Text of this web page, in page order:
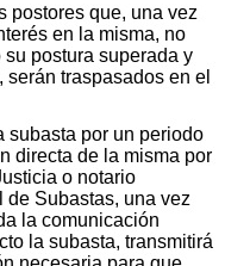
postores que, una vez
en la misma, no
postura superada y
traspasados en el
subasta por un periodo
directa de la misma por
o notario
de Subastas, una vez
la comunicación
la subasta, transmitirá